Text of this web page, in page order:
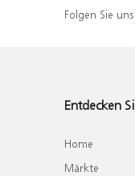
Folgen Sie
Entdecken
Home
Märkte